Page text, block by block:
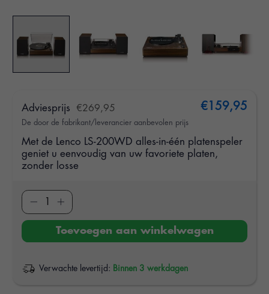
Adviesprijs €269,95
De door de fabrikant/leverancier aanbevolen prijs
€159,95
Met de Lenco LS-200WD alles-in-één platenspeler
geniet u eenvoudig van uw favoriete platen,
zonder losse
Toevoegen aan winkelwagen
Verwachte levertijd: Binnen 3 werkdagen